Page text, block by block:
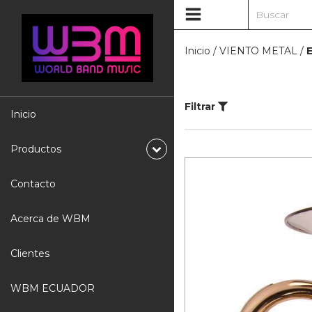
Inicio
Productos
Contacto
Acerca de WBM
Clientes
WBM ECUADOR
Inicio / VIENTO METAL /
Filtrar